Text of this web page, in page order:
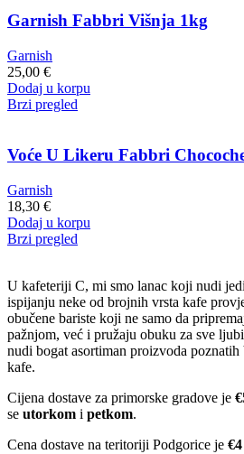
Garnish Fabbri Višnja 1kg
Garnish
25,00 €
Dodaj u korpu
Brzi pregled
Voće U Likeru Fabbri
Garnish
18,30 €
Dodaj u korpu
Brzi pregled
U kafeteriji C, mi smo lanac koji nudi
ispijanju neke od brojnih vrsta kafe
obučene bariste koji ne samo da
pažnjom, već i pružaju obuku za sve
nudi bogat asortiman proizvoda
kafe.
Cijena dostave za primorske gradove je
se utorkom i petkom.
Cena dostave na teritoriji Podgorice je €4